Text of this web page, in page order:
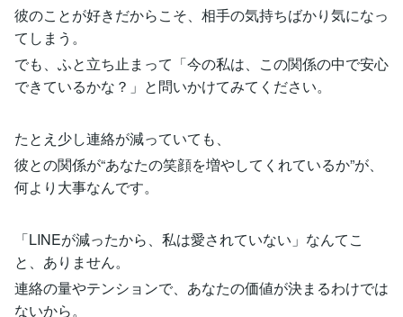
彼のことが好きだからこそ、相手の気持ちばかり気になっ
てしまう。
でも、ふと立ち止まって「今の私は、この関係の中で安心
できているかな？」と問いかけてみてください。
たとえ少し連絡が減っていても、
彼との関係が“あなたの笑顔を増やしてくれているか”が、
何より大事なんです。
「LINEが減ったから、私は愛されていない」なんてこ
と、ありません。
連絡の量やテンションで、あなたの価値が決まるわけでは
ないから。